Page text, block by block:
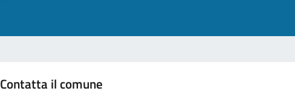
Contatta il comune